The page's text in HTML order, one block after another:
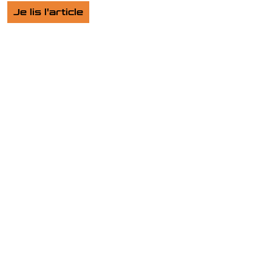
Je lis l'article